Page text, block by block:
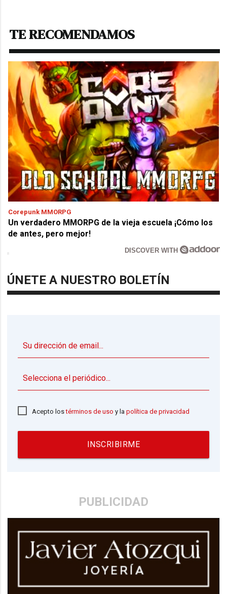
TE RECOMENDAMOS
Corepunk MMORPG
Un verdadero MMORPG de la vieja escuela ¡Cómo los
de antes, pero mejor!
DISCOVER WITH
ÚNETE A NUESTRO BOLETÍN
Acepto lostérminos de uso y lapolítica de privacidad
INSCRIBIRME
PUBLICIDAD